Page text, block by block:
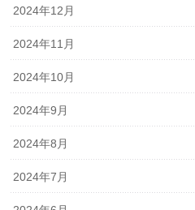
2024年12月
2024年11月
2024年10月
2024年9月
2024年8月
2024年7月